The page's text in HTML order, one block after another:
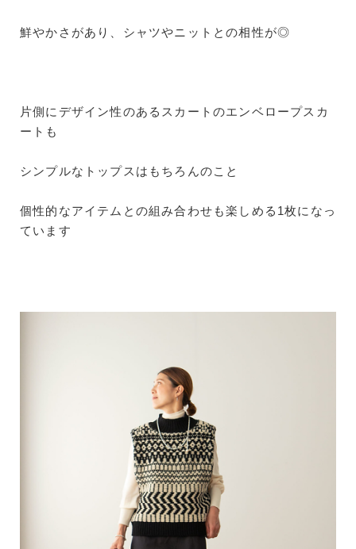
鮮やかさがあり、シャツやニットとの相性が◎
片側にデザイン性のあるスカートのエンベロープスカ
ートも
シンプルなトップスはもちろんのこと
個性的なアイテムとの組み合わせも楽しめる1枚になっ
ています